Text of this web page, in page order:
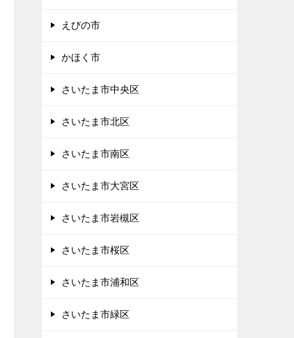
えびの市
かほく市
さいたま市中央区
さいたま市北区
さいたま市南区
さいたま市大宮区
さいたま市岩槻区
さいたま市桜区
さいたま市浦和区
さいたま市緑区